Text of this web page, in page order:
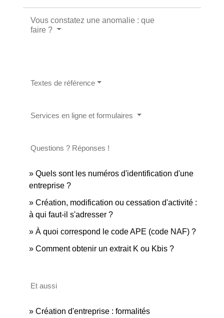
Vous constatez une anomalie : que
faire ?
Textes de référence
Services en ligne et formulaires
Questions ? Réponses !
Quels sont les numéros d'identification d'une
entreprise ?
Création, modification ou cessation d'activité :
à qui faut-il s'adresser ?
À quoi correspond le code APE (code NAF) ?
Comment obtenir un extrait K ou Kbis ?
Et aussi
Création d'entreprise : formalités